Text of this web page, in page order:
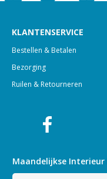
KLANTENSERVICE
Bestellen & Betalen
Bezorging
Ruilen & Retourneren
Maandelijkse Interieur